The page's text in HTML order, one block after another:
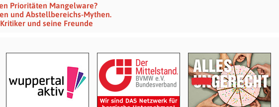
Prioritäten Mangelware?
und Abstellbereichs-Mythen.
und seine Freunde